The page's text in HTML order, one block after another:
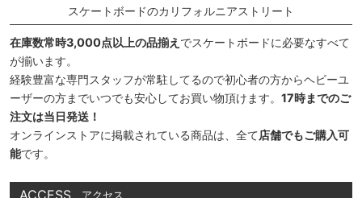
スケートボードのカリフォルニアストリート
在庫数常時3,000点以上の品揃え でスケートボードに必要なすべて
が揃います。
経験豊富な専門スタッフが常駐してるので初心者の方からヘビーユ
ーザーの方までいつでも安心してお買い物頂けます。 17時までのご
注文は当日発送！
オンラインストアに掲載されている商品は、全て店舗でもご購入可
能です。
ACCESS アクセス